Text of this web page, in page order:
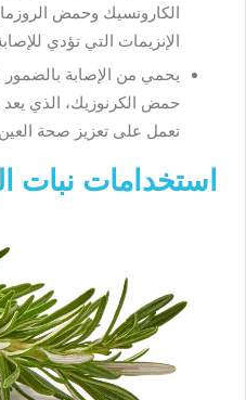
الكارونسيك وحمض
الإنزيمات التي تؤدي
يحمي من الإصابة بالضمور
حمض الكرنوزيك، الذي
تعمل على تعزيز صحة
استخدامات نبات